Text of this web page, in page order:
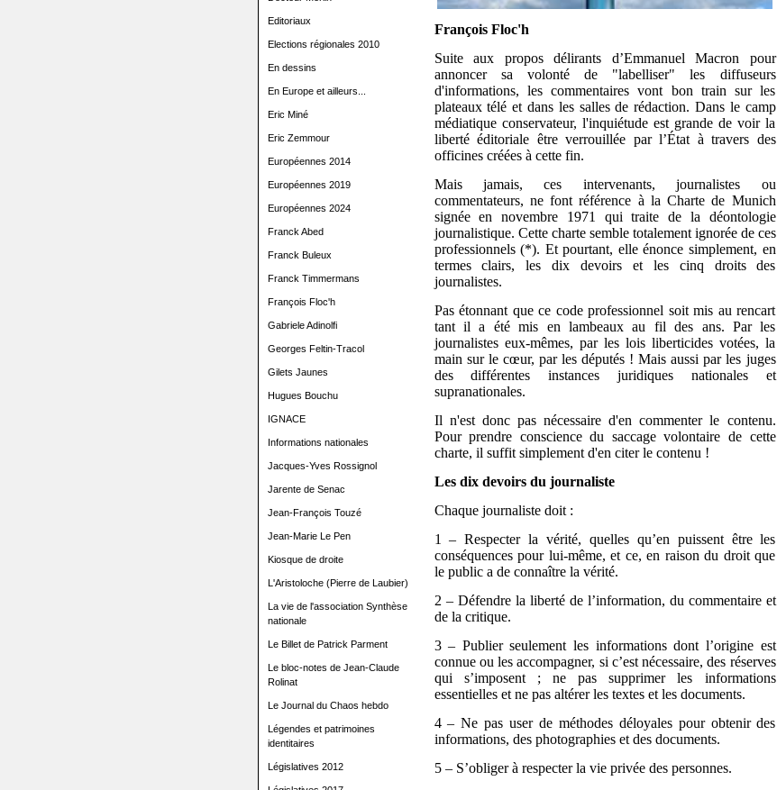
Editoriaux
Elections régionales 2010
En dessins
En Europe et ailleurs...
Eric Miné
Eric Zemmour
Européennes 2014
Européennes 2019
Européennes 2024
Franck Abed
Franck Buleux
Franck Timmermans
François Floc'h
Gabriele Adinolfi
Georges Feltin-Tracol
Gilets Jaunes
Hugues Bouchu
IGNACE
Informations nationales
Jacques-Yves Rossignol
Jarente de Senac
Jean-François Touzé
Jean-Marie Le Pen
Kiosque de droite
L'Aristoloche (Pierre de Laubier)
La vie de l'association Synthèse
nationale
Le Billet de Patrick Parment
Le bloc-notes de Jean-Claude
Rolinat
Le Journal du Chaos hebdo
Légendes et patrimoines
identitaires
Législatives 2012
François Floc'h
Suite aux propos délirants d’Emmanuel Macron pour
annoncer sa volonté de "labelliser" les diffuseurs
d'informations, les commentaires vont bon train sur les
plateaux télé et dans les salles de rédaction. Dans le camp
médiatique conservateur, l'inquiétude est grande de voir la
liberté éditoriale être verrouillée par l’État à travers des
officines créées à cette fin.
Mais jamais, ces intervenants, journalistes ou
commentateurs, ne font référence à la Charte de Munich
signée en novembre 1971 qui traite de la déontologie
journalistique. Cette charte semble totalement ignorée de ces
professionnels (*). Et pourtant, elle énonce simplement, en
termes clairs, les dix devoirs et les cinq droits des
journalistes.
Pas étonnant que ce code professionnel soit mis au rencart
tant il a été mis en lambeaux au fil des ans. Par les
journalistes eux-mêmes, par les lois liberticides votées, la
main sur le cœur, par les députés ! Mais aussi par les juges
des différentes instances juridiques nationales et
supranationales.
Il n'est donc pas nécessaire d'en commenter le contenu.
Pour prendre conscience du saccage volontaire de cette
charte, il suffit simplement d'en citer le contenu !
Les dix devoirs du journaliste
Chaque journaliste doit :
1 – Respecter la vérité, quelles qu’en puissent être les
conséquences pour lui-même, et ce, en raison du droit que
le public a de connaître la vérité.
2 – Défendre la liberté de l’information, du commentaire et
de la critique.
3 – Publier seulement les informations dont l’origine est
connue ou les accompagner, si c’est nécessaire, des réserves
qui s’imposent ; ne pas supprimer les informations
essentielles et ne pas altérer les textes et les documents.
4 – Ne pas user de méthodes déloyales pour obtenir des
informations, des photographies et des documents.
5 – S’obliger à respecter la vie privée des personnes.